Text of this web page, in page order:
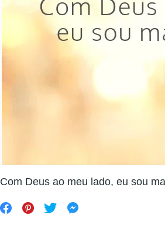
Com Deus ao meu lado, eu sou